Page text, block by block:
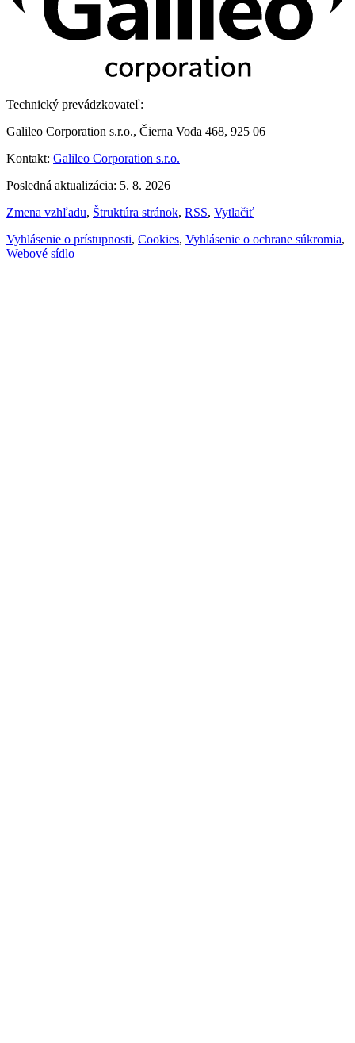
Technický prevádzkovateľ:
Galileo Corporation s.r.o., Čierna Voda 468, 925 06
Kontakt: Galileo Corporation s.r.o.
Posledná aktualizácia: 5. 8. 2026
Zmena vzhľadu, Štruktúra stránok, RSS, Vytlačiť
Vyhlásenie o prístupnosti, Cookies, Vyhlásenie o ochrane súkromia,
Webové sídlo